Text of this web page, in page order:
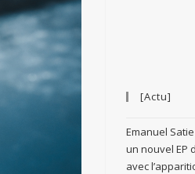
[Actu]
Emanuel
un nouvel EP
avec